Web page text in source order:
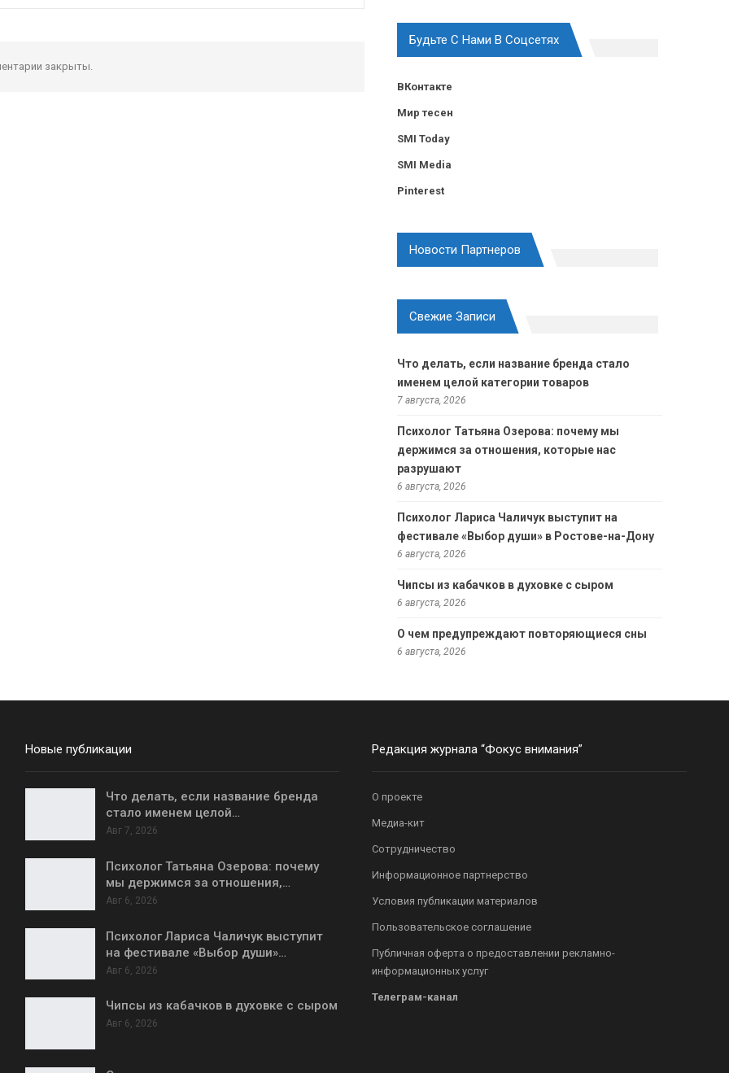
закрыты.
Будьте С Нами В Соцсетях
ВКонтакте
Мир тесен
SMI Today
SMI Media
Pinterest
Новости Партнеров
Свежие Записи
Что делать, если название бренда стало
именем целой категории товаров
7 августа, 2026
Психолог Татьяна Озерова: почему мы
держимся за отношения, которые нас
разрушают
6 августа, 2026
Психолог Лариса Чаличук выступит на
фестивале «Выбор души» в Ростове-на-Дону
6 августа, 2026
Чипсы из кабачков в духовке с сыром
6 августа, 2026
О чем предупреждают повторяющиеся сны
6 августа, 2026
Новые публикации
Что делать, если название бренда
стало именем целой…
Авг 7, 2026
Психолог Татьяна Озерова: почему
мы держимся за отношения,…
Авг 6, 2026
Психолог Лариса Чаличук выступит
на фестивале «Выбор души»…
Авг 6, 2026
Чипсы из кабачков в духовке с сыром
Авг 6, 2026
Редакция журнала “Фокус внимания”
О проекте
Медиа-кит
Сотрудничество
Информационное партнерство
Условия публикации материалов
Пользовательское соглашение
Публичная оферта о предоставлении рекламно-
информационных услуг
Телеграм-канал